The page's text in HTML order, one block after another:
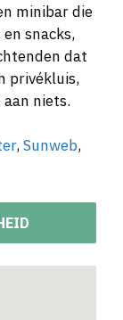
minibar die
snacks,
dat
privékluis,
niets.
,Sunweb,